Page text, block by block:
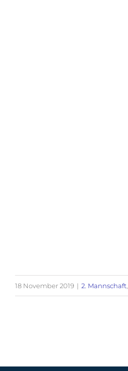
18 November 2019 | 2. Mannschaft,